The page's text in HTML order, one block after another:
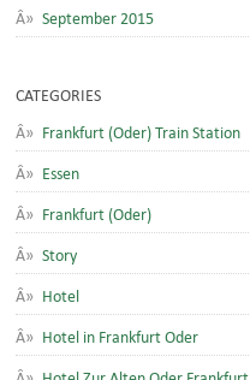
September 2015
CATEGORIES
Frankfurt (Oder) Train Station
Essen
Frankfurt (Oder)
Story
Hotel
Hotel in Frankfurt Oder
Hotel Zur Alten Oder Frankfurt